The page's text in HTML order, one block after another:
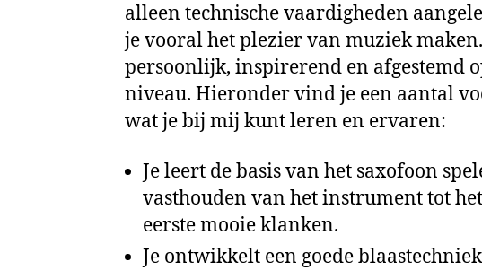
alleen technische vaardigheden
je vooral het plezier van muziek
persoonlijk, inspirerend en afgestemd
niveau. Hieronder vind je een aantal
wat je bij mij kunt leren en ervaren:
Je leert de basis van het saxofoon
vasthouden van het instrument tot
eerste mooie klanken.
Je ontwikkelt een goede